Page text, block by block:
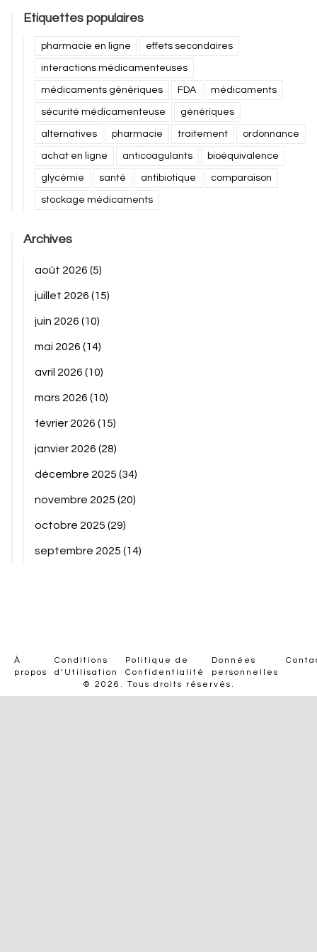
Etiquettes populaires
pharmacie en ligne effets secondaires
interactions médicamenteuses
médicaments génériques FDA médicaments
sécurité médicamenteuse génériques
alternatives pharmacie traitement ordonnance
achat en ligne anticoagulants bioéquivalence
glycémie santé antibiotique comparaison
stockage médicaments
Archives
août 2026 (5)
juillet 2026 (15)
juin 2026 (10)
mai 2026 (14)
avril 2026 (10)
mars 2026 (10)
février 2026 (15)
janvier 2026 (28)
décembre 2025 (34)
novembre 2025 (20)
octobre 2025 (29)
septembre 2025 (14)
À
propos
Conditions
d’Utilisation
Politique de
Confidentialité
Données
personnelles
© 2026. Tous droits réservés.